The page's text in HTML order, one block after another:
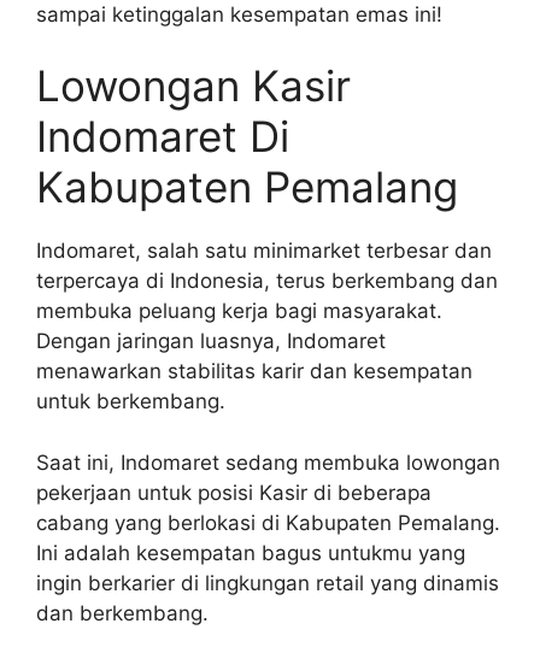
sampai ketinggalan kesempatan emas ini!
Lowongan Kasir
Indomaret Di
Kabupaten Pemalang
Indomaret, salah satu minimarket terbesar dan
terpercaya di Indonesia, terus berkembang dan
membuka peluang kerja bagi masyarakat.
Dengan jaringan luasnya, Indomaret
menawarkan stabilitas karir dan kesempatan
untuk berkembang.
Saat ini, Indomaret sedang membuka lowongan
pekerjaan untuk posisi Kasir di beberapa
cabang yang berlokasi di Kabupaten Pemalang.
Ini adalah kesempatan bagus untukmu yang
ingin berkarier di lingkungan retail yang dinamis
dan berkembang.